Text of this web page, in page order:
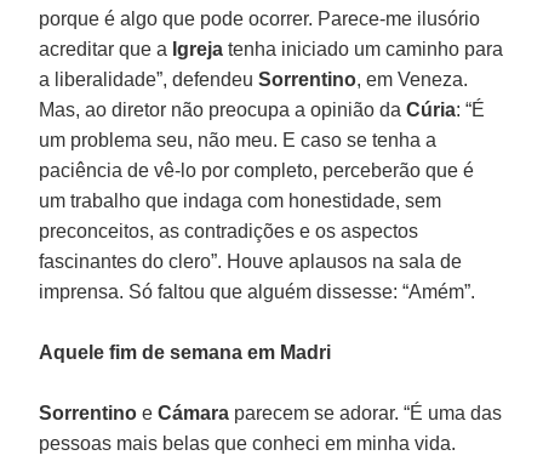
porque é algo que pode ocorrer. Parece-me ilusório
acreditar que a Igreja tenha iniciado um caminho para
a liberalidade”, defendeuSorrentino, em Veneza.
Mas, ao diretor não preocupa a opinião daCúria: “É
um problema seu, não meu. E caso se tenha a
paciência de vê-lo por completo, perceberão que é
um trabalho que indaga com honestidade, sem
preconceitos, as contradições e os aspectos
fascinantes do clero”. Houve aplausos na sala de
imprensa. Só faltou que alguém dissesse: “Amém”.
Aquele fim de semana em Madri
Sorrentino eCámara parecem se adorar. “É uma das
pessoas mais belas que conheci em minha vida.